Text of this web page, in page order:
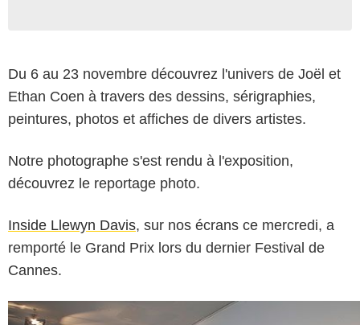
Du 6 au 23 novembre découvrez l'univers de Joël et
Ethan Coen à travers des dessins, sérigraphies,
peintures, photos et affiches de divers artistes.
Notre photographe s'est rendu à l'exposition,
découvrez le reportage photo.
Inside Llewyn Davis, sur nos écrans ce mercredi, a
remporté le Grand Prix lors du dernier Festival de
Cannes.